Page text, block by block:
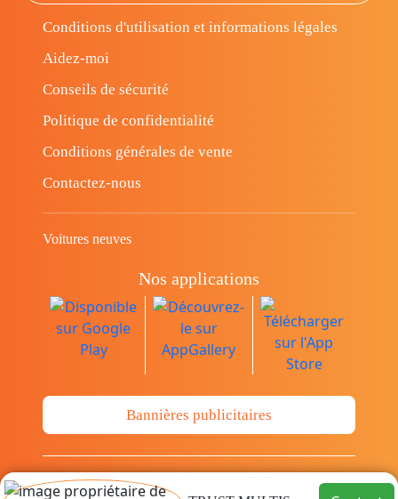
Conditions d'utilisation et informations légales
Aidez-moi
Conseils de sécurité
Politique de confidentialité
Conditions générales de vente
Contactez-nous
Voitures neuves
Nos applications
Bannières publicitaires
© Copyright 2014-2026 Cava.tn Limited Tous